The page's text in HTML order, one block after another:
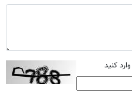
کنید